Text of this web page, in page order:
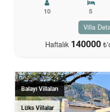
10 5
Villa
Haftalık 140000
Balayı Villaları
Lüks Villalar